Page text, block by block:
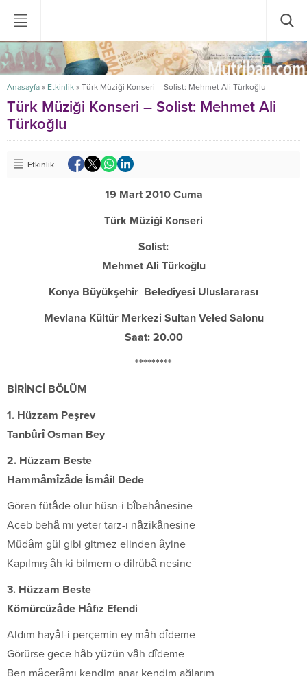
Anasayfa » Etkinlik » Türk Müziği Konseri – Solist: Mehmet Ali Türkoğlu
Türk Müziği Konseri – Solist: Mehmet Ali
Türkoğlu
Etkinlik
19 Mart 2010 Cuma
Türk Müziği Konseri
Solist:
Mehmet Ali Türkoğlu
Konya Büyükşehir Belediyesi Uluslararası
Mevlana Kültür Merkezi Sultan Veled Salonu
Saat: 20.00
*********
BİRİNCİ BÖLÜM
1. Hüzzam Peşrev
Tanbûrî Osman Bey
2. Hüzzam Beste
Hammâmîzâde İsmâil Dede
Gören fütâde olur hüsn-i bîbehânesine
Aceb behâ mı yeter tarz-ı nâzikânesine
Müdâm gül gibi gitmez elinden âyine
Kapılmış âh ki bilmem o dilrübâ nesine
3. Hüzzam Beste
Kömürcüzâde Hâfız Efendi
Aldım hayâl-i perçemin ey mâh dîdeme
Görürse gece hâb yüzün vâh dîdeme
Ben mâcerâmı kendim anar kendim ağlarım